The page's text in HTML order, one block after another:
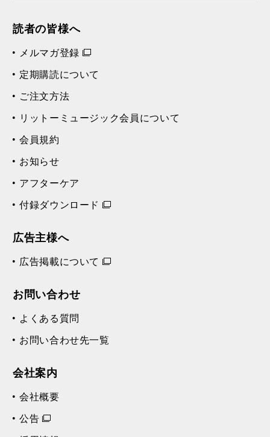
読者の皆様へ
メルマガ登録
定期購読について
ご注文方法
リットーミュージック会員について
会員規約
お知らせ
アフターケア
付録ダウンロード
広告主様へ
広告掲載について
お問い合わせ
よくある質問
お問い合わせ先一覧
会社案内
会社概要
公告